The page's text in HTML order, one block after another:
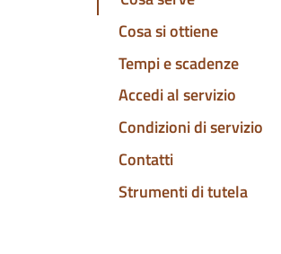
Cosa si ottiene
Tempi e scadenze
Accedi al servizio
Condizioni di servizio
Contatti
Strumenti di tutela